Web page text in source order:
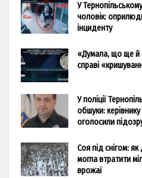
У
чоловік:
інциденту
«Думала, що ще й
справі
У поліції
обшуки:
оголосили
Соя під снігом:
могла втратити
врожаї